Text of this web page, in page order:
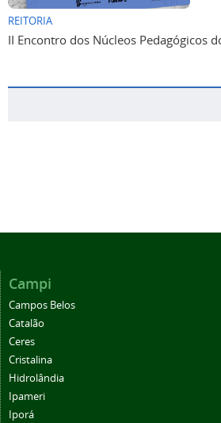
REITORIA
II Encontro dos Núcleos Pedagógicos
Campi
Campos Belos
Catalão
Ceres
Cristalina
Hidrolândia
Ipameri
Iporá